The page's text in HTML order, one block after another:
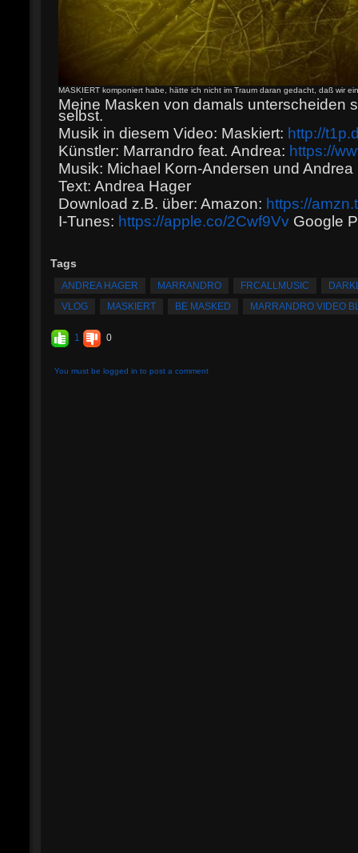
MASKIERT komponiert habe, hätte ich nicht im Traum daran gedacht, daß wir
Meine Masken von damals unterscheiden
selbst.
Musik in diesem Video: Maskiert: http://
Künstler: Marrandro feat. Andrea: https://
Musik: Michael Korn-Andersen und Andrea
Text: Andrea Hager
Download z.B. über: Amazon: https://
I-Tunes: https://apple.co/2Cwf9Vv Google
Tags
ANDREA HAGER MARRANDRO FRCALLMUSIC
VLOG
MASKIERT BE MASKED MARRANDRO VIDEO
1 0
You must be logged in to post a comment